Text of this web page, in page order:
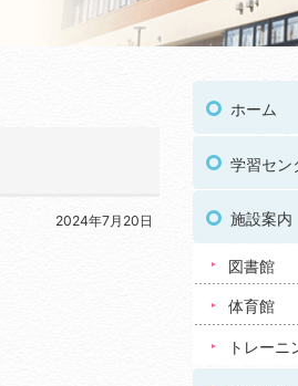
2024年7月20日
ホーム
学習セン
施設案内
図書館
体育館
トレーニ